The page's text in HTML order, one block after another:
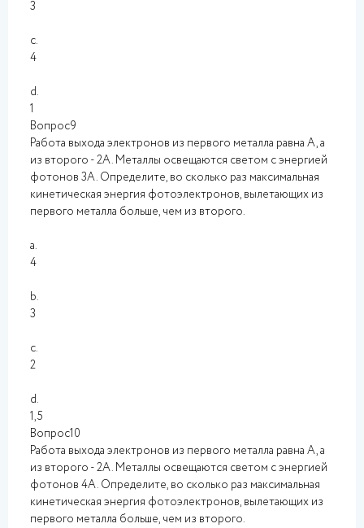
3
c.
4
d.
1
Вопрос9
Работа выхода электронов из первого металла равна А, а
из второго - 2А. Металлы освещаются светом с энергией
фотонов 3А. Определите, во сколько раз максимальная
кинетическая энергия фотоэлектронов, вылетающих из
первого металла больше, чем из второго.
a.
4
b.
3
c.
2
d.
1,5
Вопрос10
Работа выхода электронов из первого металла равна А, а
из второго - 2А. Металлы освещаются светом с энергией
фотонов 4А. Определите, во сколько раз максимальная
кинетическая энергия фотоэлектронов, вылетающих из
первого металла больше, чем из второго.